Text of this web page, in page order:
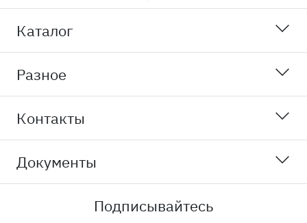
Каталог
Разное
Контакты
Документы
Подписывайтесь